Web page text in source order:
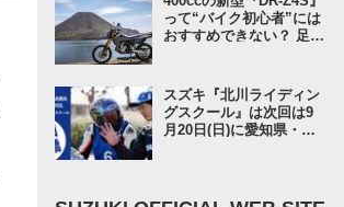
S1000GT／ツーリングイ
ンプレ・レビュー 前編】
って“バイク初心者”には
おすすめできない？ 足つ
ズキ DR-Z4S／ツーリン
グインプレ・レビュー⑤
まとめ編】
スズキ『北川ライディン
グスクール』は次回は9
月20日(日)に愛知県・豊
ュース】